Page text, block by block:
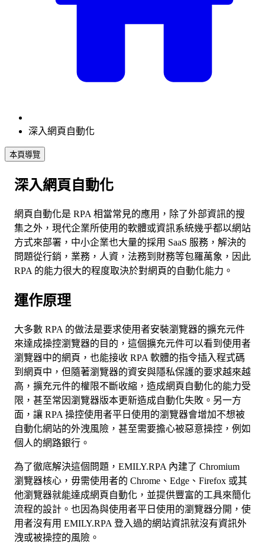
深入網頁自動化
本頁導覽
深入網頁自動化
網頁自動化是 RPA 相當常見的應用，除了外部資訊的搜
集之外，現代企業所使用的軟體或資訊系統幾乎都以網站
方式來部署，中小企業也大量的採用 SaaS 服務，解決的
問題從行銷，業務，人資，法務到財務等包羅萬象，因此
RPA 的能力很大的程度取決於對網頁的自動化能力。
運作原理
大多數 RPA 的做法是要求使用者安裝瀏覽器的擴充元件
來達成操控瀏覽器的目的，這個擴充元件可以看到使用者
瀏覽器中的網頁，也能接收 RPA 軟體的指令插入程式碼
到網頁中，但隨著瀏覽器的資安與隱私保護的要求越來越
高，擴充元件的權限不斷收縮，造成網頁自動化的能力受
限，甚至常因瀏覽器版本更新造成自動化失敗。另一方
面，讓 RPA 操控使用者平日使用的瀏覽器會增加不想被
自動化網站的外洩風險，甚至需要擔心被惡意操控，例如
個人的網路銀行。
為了徹底解決這個問題，EMILY.RPA 內建了 Chromium
瀏覽器核心，毋需使用者的 Chrome、Edge、Firefox 或其
他瀏覽器就能達成網頁自動化，並提供豐富的工具來簡化
流程的設計。也因為與使用者平日使用的瀏覽器分開，使
用者沒有用 EMILY.RPA 登入過的網站資訊就沒有資訊外
洩或被操控的風險。